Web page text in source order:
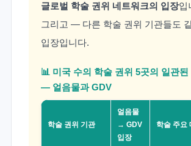
글로벌 학술 권위 네트워크의 입장입
그리고 — 다른 학술 권위 기관들도
입장입니다.
📊 미국 수의 학술 권위 5곳의 일관
— 얼음물과 GDV
학술 권위 기관
얼음물
→ GDV
입장
학술 주요